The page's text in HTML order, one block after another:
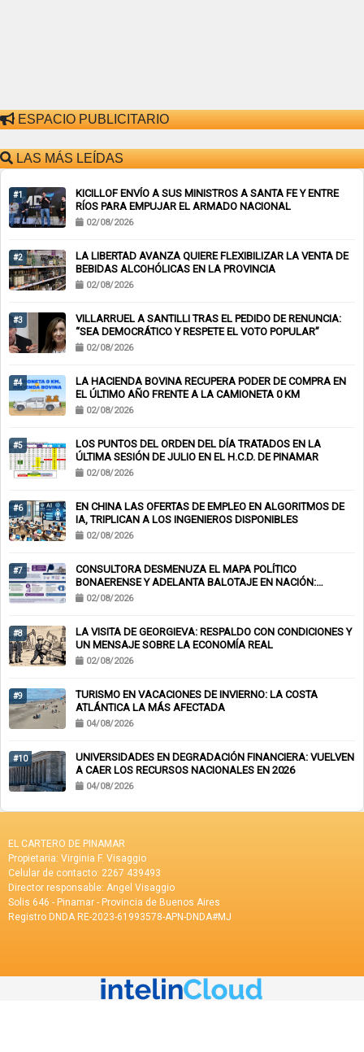
ESPACIO PUBLICITARIO
LAS MÁS LEÍDAS
#1
KICILLOF ENVÍO A SUS MINISTROS A SANTA FE Y ENTRE
RÍOS PARA EMPUJAR EL ARMADO NACIONAL
02/08/2026
#2
LA LIBERTAD AVANZA QUIERE FLEXIBILIZAR LA VENTA DE
BEBIDAS ALCOHÓLICAS EN LA PROVINCIA
02/08/2026
#3
VILLARRUEL A SANTILLI TRAS EL PEDIDO DE RENUNCIA:
“SEA DEMOCRÁTICO Y RESPETE EL VOTO POPULAR”
02/08/2026
#4
LA HACIENDA BOVINA RECUPERA PODER DE COMPRA EN
EL ÚLTIMO AÑO FRENTE A LA CAMIONETA 0 KM
02/08/2026
#5
LOS PUNTOS DEL ORDEN DEL DÍA TRATADOS EN LA
ÚLTIMA SESIÓN DE JULIO EN EL H.C.D. DE PINAMAR
02/08/2026
#6
EN CHINA LAS OFERTAS DE EMPLEO EN ALGORITMOS DE
IA, TRIPLICAN A LOS INGENIEROS DISPONIBLES
02/08/2026
#7
CONSULTORA DESMENUZA EL MAPA POLÍTICO
BONAERENSE Y ADELANTA BALOTAJE EN NACIÓN:
KICILLOF-MILEI
02/08/2026
#8
LA VISITA DE GEORGIEVA: RESPALDO CON CONDICIONES Y
UN MENSAJE SOBRE LA ECONOMÍA REAL
02/08/2026
#9
TURISMO EN VACACIONES DE INVIERNO: LA COSTA
ATLÁNTICA LA MÁS AFECTADA
04/08/2026
#10
UNIVERSIDADES EN DEGRADACIÓN FINANCIERA: VUELVEN
A CAER LOS RECURSOS NACIONALES EN 2026
04/08/2026
EL CARTERO DE PINAMAR
Propietaria: Virginia F. Visaggio
Celular de contacto: 2267 439493
Director responsable: Angel Visaggio
Solis 646 - Pinamar - Provincia de Buenos Aires
Registro DNDA RE-2023-61993578-APN-DNDA#MJ